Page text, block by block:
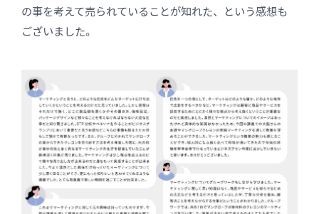
の事を考えて売られていることが知れた、という感想も
ございました。